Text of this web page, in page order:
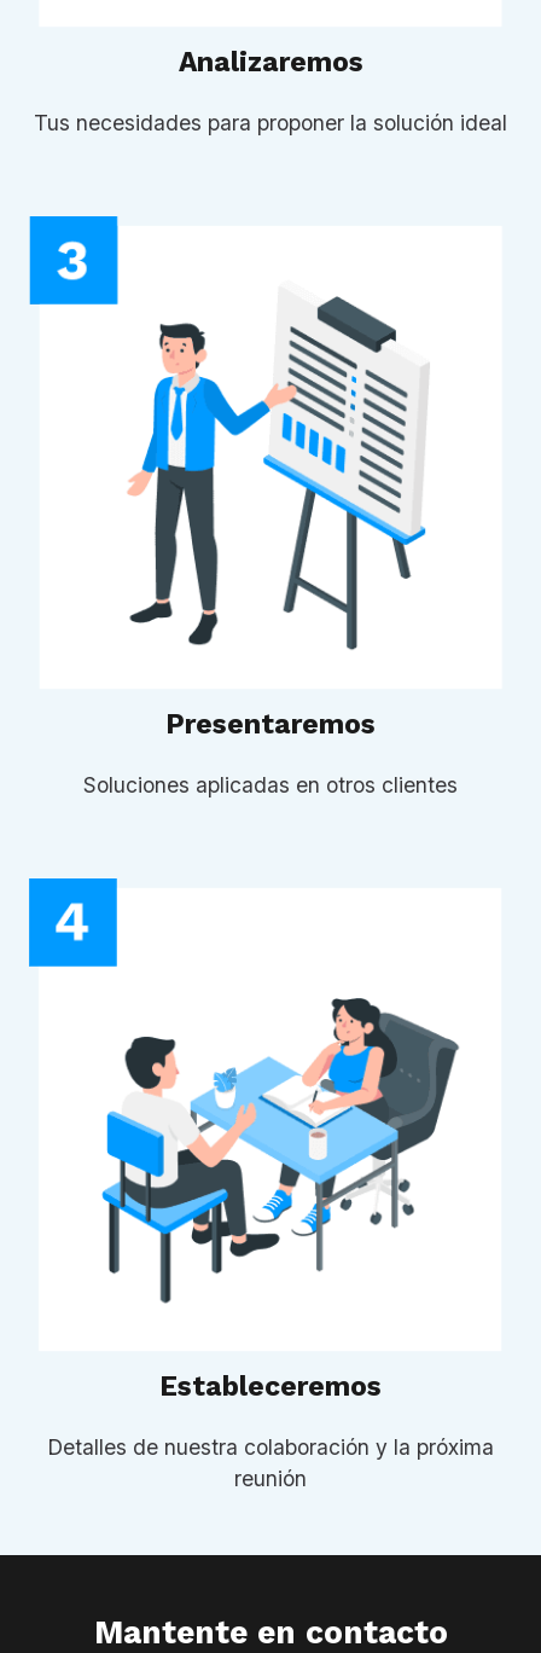
Analizaremos
Tus necesidades para proponer la solución ideal
Presentaremos
Soluciones aplicadas en otros clientes
Estableceremos
Detalles de nuestra colaboración y la próxima
reunión
Mantente en contacto